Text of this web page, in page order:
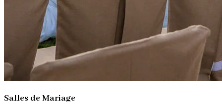
Salles de Mariage